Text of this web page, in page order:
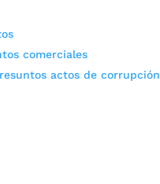
comerciales
actos de corrupción